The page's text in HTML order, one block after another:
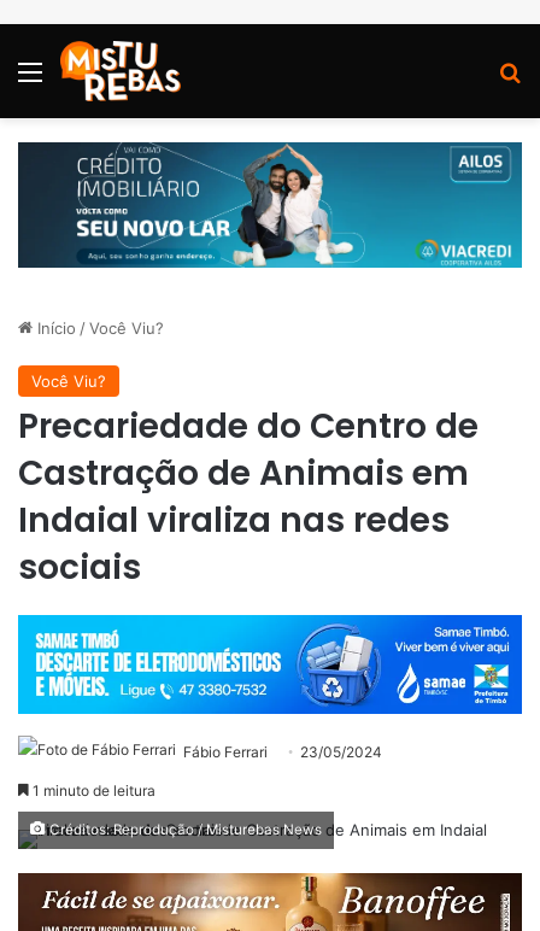
Menu
Início /Você Viu?
Você Viu?
Precariedade do Centro de
Castração de Animais em
Indaial viraliza nas redes
sociais
Fábio Ferrari 23/05/2024
1 minuto de leitura
Créditos: Reprodução / Misturebas News